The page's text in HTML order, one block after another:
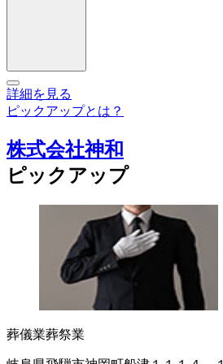
詳細を見る
ピックアップとは？
株式会社神和
ピックアップ
葬儀業葬祭業